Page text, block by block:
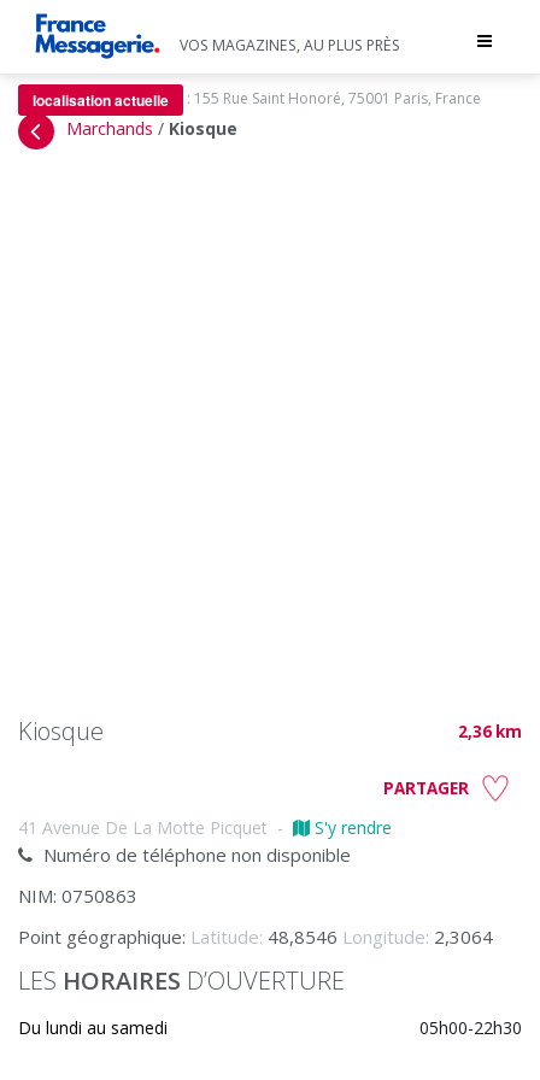
Toggle
VOS MAGAZINES, AU PLUS PRÈS
localisation actuelle : 155 Rue Saint Honoré, 75001 Paris, France
Marchands / Kiosque
Kiosque 2,36 km
PARTAGER
41 Avenue De La Motte Picquet - S'y rendre
Numéro de téléphone non disponible
NIM: 0750863
Point géographique: Latitude: 48,8546 Longitude: 2,3064
LES HORAIRES D’OUVERTURE
Du lundi au samedi 05h00-22h30